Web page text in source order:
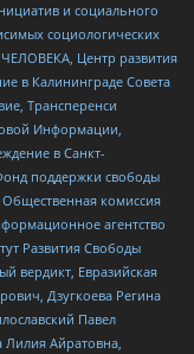
и социального
социологических
Центр развития
в Калининграде Совета
Трансперенси
Информации,
в Санкт-
поддержки свободы
комиссия
агентство
Развития Свободы
вердикт, Евразийская
Дзугкоева Регина
Павел
Айратовна,